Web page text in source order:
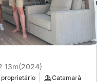
13m(2024)
proprietário
Catamarã